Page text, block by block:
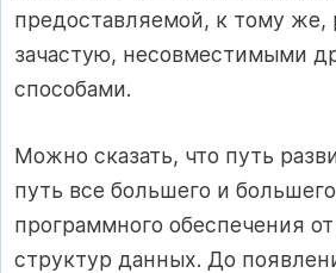
предоставляемой, к тому же,
зачастую, несовместимыми
способами.
Можно сказать, что путь
путь все большего и
программного обеспечения
структур данных. До